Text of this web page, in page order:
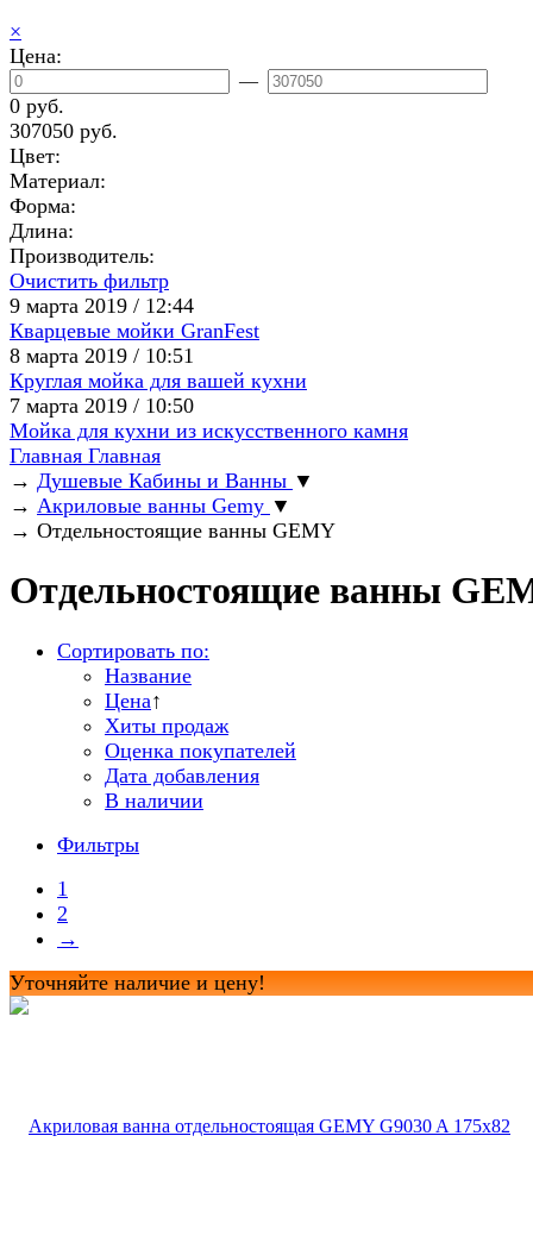
×
Цена:
—
0 руб.
307050 руб.
Цвет:
Материал:
Форма:
Длина:
Производитель:
Очистить фильтр
9 марта 2019 / 12:44
Кварцевые мойки GranFest
8 марта 2019 / 10:51
Круглая мойка для вашей кухни
7 марта 2019 / 10:50
Мойка для кухни из искусственного камня
Главная Главная
→ Душевые Кабины и Ванны ▼
→ Акриловые ванны Gemy ▼
→ Отдельностоящие ванны GEMY
Отдельностоящие ванны
Сортировать по:
Название
Цена↑
Хиты продаж
Оценка покупателей
Дата добавления
В наличии
Фильтры
1
2
→
Уточняйте наличие и цену!